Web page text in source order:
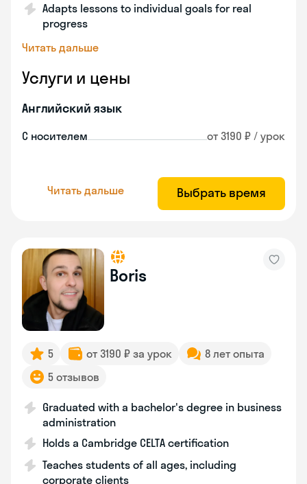
Adapts lessons to individual goals for real
progress
Читать дальше
Услуги и цены
Английский язык
С носителем от 3190 ₽ / урок
Читать дальше Выбрать время
Boris
5 от 3190 ₽ за урок
8 лет опыта
5 отзывов
Graduated with a bachelor's degree in business
administration
Holds a Cambridge CELTA certification
Teaches students of all ages, including
corporate clients